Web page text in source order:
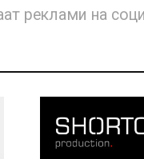
реклами на